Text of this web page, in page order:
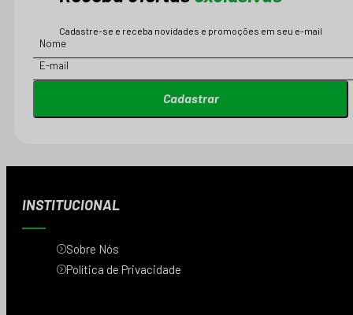
Cadastre-se e receba novidades e promoções em seu e-mail
Cadastrar
INSTITUCIONAL
Sobre Nós
Política de Privacidade